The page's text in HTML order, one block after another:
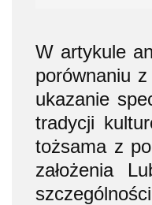
W artykule
porównaniu
ukazanie
tradycji
tożsama z
założenia